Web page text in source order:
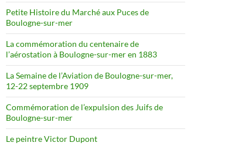
Petite Histoire du Marché aux Puces de
Boulogne-sur-mer
La commémoration du centenaire de
l’aérostation à Boulogne-sur-mer en 1883
La Semaine de l’Aviation de Boulogne-sur-mer,
12-22 septembre 1909
Commémoration de l’expulsion des Juifs de
Boulogne-sur-mer
Le peintre Victor Dupont